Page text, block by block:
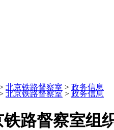
北京铁路督察室 > 政务信息
北京铁路督察室 > 政务信息
铁路督察室组